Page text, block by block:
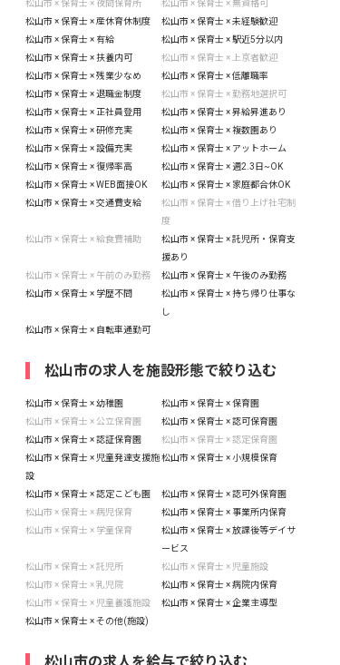
松山市 × 保育士 × 夜間保育所
松山市 × 保育士 × 無資格可
松山市 × 保育士 × 産休育休制度
松山市 × 保育士 × 未経験歓迎
松山市 × 保育士 × 有給
松山市 × 保育士 × 駅近5分以内
松山市 × 保育士 × 扶養内可
松山市 × 保育士 × 上京者歓迎
松山市 × 保育士 × 残業少なめ
松山市 × 保育士 × 低離職率
松山市 × 保育士 × 退職金制度
松山市 × 保育士 × 勤務地選択可
松山市 × 保育士 × 正社員登用
松山市 × 保育士 × 昇給昇進あり
松山市 × 保育士 × 研修充実
松山市 × 保育士 × 複数園あり
松山市 × 保育士 × 設備充実
松山市 × 保育士 × アットホーム
松山市 × 保育士 × 復帰率高
松山市 × 保育士 × 週2.3日~OK
松山市 × 保育士 × WEB面接OK
松山市 × 保育士 × 家庭都合休OK
松山市 × 保育士 × 交通費支給
松山市 × 保育士 × 借り上げ社宅制
度
松山市 × 保育士 × 給食費補助
松山市 × 保育士 × 託児所・保育支
援あり
松山市 × 保育士 × 午前のみ勤務
松山市 × 保育士 × 午後のみ勤務
松山市 × 保育士 × 学歴不問
松山市 × 保育士 × 持ち帰り仕事な
し
松山市 × 保育士 × 自転車通勤可
松山市の求人を施設形態で絞り込む
松山市 × 保育士 × 幼稚園
松山市 × 保育士 × 保育園
松山市 × 保育士 × 公立保育園
松山市 × 保育士 × 認可保育園
松山市 × 保育士 × 認証保育園
松山市 × 保育士 × 認定保育園
松山市 × 保育士 × 児童発達支援施
設
松山市 × 保育士 × 小規模保育
松山市 × 保育士 × 認定こども園
松山市 × 保育士 × 認可外保育園
松山市 × 保育士 × 病児保育
松山市 × 保育士 × 事業所内保育
松山市 × 保育士 × 学童保育
松山市 × 保育士 × 放課後等デイサ
ービス
松山市 × 保育士 × 託児所
松山市 × 保育士 × 児童施設
松山市 × 保育士 × 乳児院
松山市 × 保育士 × 病院内保育
松山市 × 保育士 × 児童養護施設
松山市 × 保育士 × 企業主導型
松山市 × 保育士 × その他(施設)
松山市の求人を給与で絞り込む